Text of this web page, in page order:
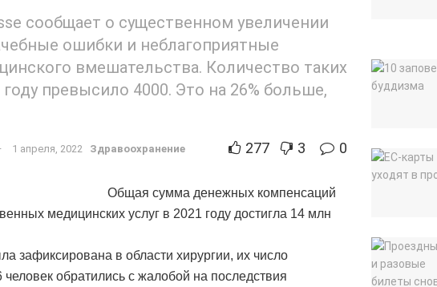
сообщает о существенном увеличении
ошибки и неблагоприятные
вмешательства. Количество таких
превысило 4000. Это на 26% больше,
1 апреля, 2022 Здравоохранение 277 3 0
Общая сумма денежных компенсаций
медицинских услуг в 2021 году достигла 14 млн
зафиксирована в области хирургии, их число
обратились с жалобой на последствия